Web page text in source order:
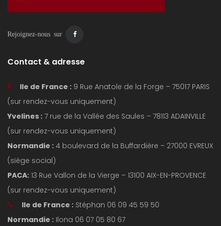
Rejoignez-nous sur
Contact & adresse
Ile de France : 9 Rue Anatole de la Forge – 75017 PARIS
(sur rendez-vous uniquement)
Yvelines : 7 rue de la Vallée des Saules – 78113 ADAINVILLE
(sur rendez-vous uniquement)
Normandie : 4 boulevard de la Buffardière – 27000 EVREUX
(siège social)
PACA: 13 Rue Vallon de la Vierge – 13100 AIX-EN-PROVENCE
(sur rendez-vous uniquement)
Ile de France : Stéphan 06 09 45 59 50
Normandie : Ilona 06 07 05 80 67